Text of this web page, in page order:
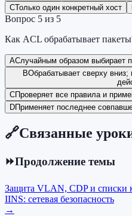
CТолько один конкретный хост
Вопрос 5 из 5
Как ACL обрабатывает
AСлучайным образом выбирает
BОбрабатывает сверху вниз;
CПроверяет все правила и
DПрименяет последнее
🔗Связанные
⏩Продолжение темы
Защита VLAN, CDP и списки
IINS: сетевая безопасность
→